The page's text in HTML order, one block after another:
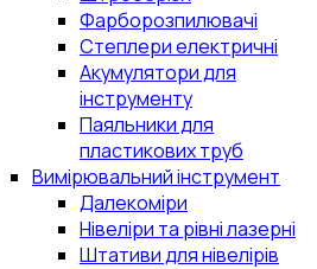
Фарборозпилювачі
Степлери електричні
Акумулятори для
інструменту
Паяльники для
пластикових труб
Вимірювальний інструмент
Далекоміри
Нівеліри та рівні лазерні
Штативи для нівелірів